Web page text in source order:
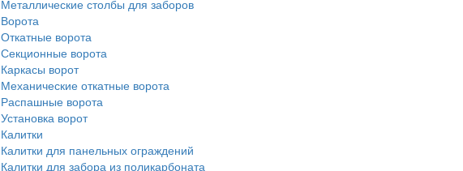
Металлические столбы для заборов
Ворота
Откатные ворота
Секционные ворота
Каркасы ворот
Механические откатные ворота
Распашные ворота
Установка ворот
Калитки
Калитки для панельных ограждений
Калитки для забора из поликарбоната